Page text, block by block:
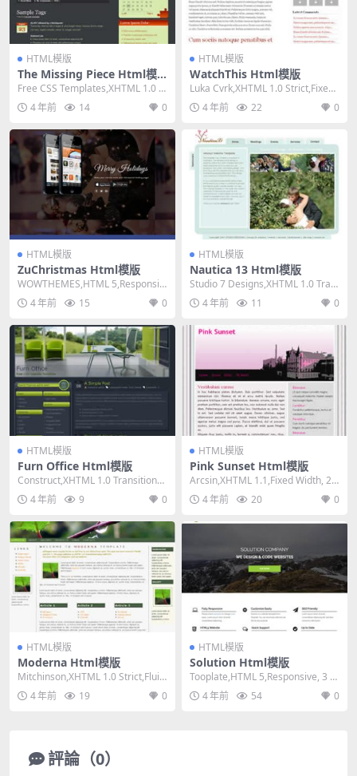
HTML模版
The Missing Piece Html模
版
Free CSS Templates,XHTML 1.0 St
rict,Fixe...
4 年前 14 0
HTML模版
WatchThis Html模版
Luka Cvrk,XHTML 1.0 Strict,Fixed
Width, ...
4 年前 22 0
HTML模版
ZuChristmas Html模版
WOWTHEMES,HTML 5,Responsiv
e, 2 Columns,M...
4 年前 15 0
HTML模版
Nautica 13 Html模版
Studio 7 Designs,XHTML 1.0 Tran
sitional,...
4 年前 11 0
HTML模版
Furn Office Html模版
Construct,XHTML 1.0 Transitional,
Fixed W...
4 年前 9 0
HTML模版
Pink Sunset Html模版
Arcsin,XHTML 1.1,Fixed Width, 2
Columns,...
4 年前 20 0
HTML模版
Moderna Html模版
Mitchinson,XHTML 1.0 Strict,Fluid,
3 Col...
4 年前 19 0
HTML模版
Solution Html模版
Tooplate,HTML 5,Responsive, 3 C
olumns,Mi...
4 年前 54 0
評論（0）